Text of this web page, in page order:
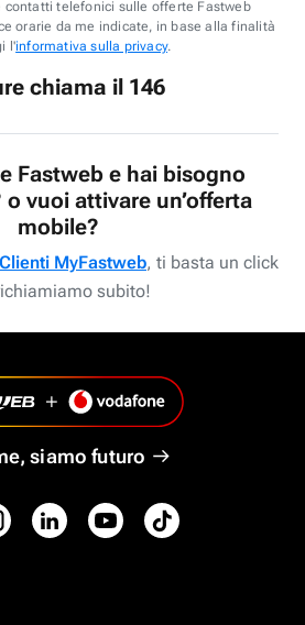
contatti telefonici sulle offerte Fastweb
orarie da me indicate, in base alla finalità
l'informativa sulla privacy.
chiama il 146
Fastweb e hai bisogno
o vuoi attivare un’offerta
mobile?
MyFastweb, ti basta un click
subito!
siamo futuro